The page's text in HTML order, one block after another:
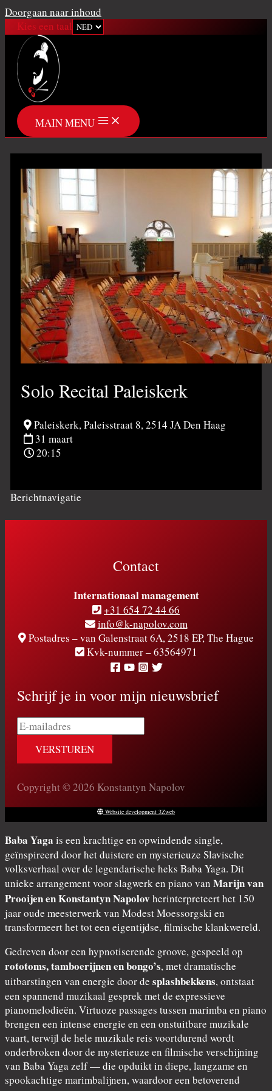
Doorgaan naar inhoud
Kies een taal
MAIN MENU
Solo Recital Paleiskerk
Paleiskerk, Paleisstraat 8, 2514 JA Den Haag
31 maart
20:15
Berichtnavigatie
Contact
Internationaal management
+31 654 72 44 66
info@k-napolov.com
Postadres – van Galenstraat 6A, 2518 EP, The Hague
Kvk-nummer – 63564971
Schrijf je in voor mijn nieuwsbrief
E-
mailadres
Copyright © 2026 Konstantyn Napolov
Website development 3Zweb
Baba Yaga is een krachtige en opwindende single,
geïnspireerd door het duistere en mysterieuze Slavische
volksverhaal over de legendarische heks Baba Yaga. Dit
unieke arrangement voor slagwerk en piano van Marijn van
Prooijen en Konstantyn Napolov herinterpreteert het 150
jaar oude meesterwerk van Modest Moessorgski en
transformeert het tot een eigentijdse, filmische klankwereld.
Gedreven door een hypnotiserende groove, gespeeld op
rototoms, tamboerijnen en bongo’s, met dramatische
uitbarstingen van energie door de splashbekkens, ontstaat
een spannend muzikaal gesprek met de expressieve
pianomelodieën. Virtuoze passages tussen marimba en piano
brengen een intense energie en een onstuitbare muzikale
vaart, terwijl de hele muzikale reis voortdurend wordt
onderbroken door de mysterieuze en filmische verschijning
van Baba Yaga zelf — die opduikt in diepe, langzame en
spookachtige marimbalijnen, waardoor een betoverend